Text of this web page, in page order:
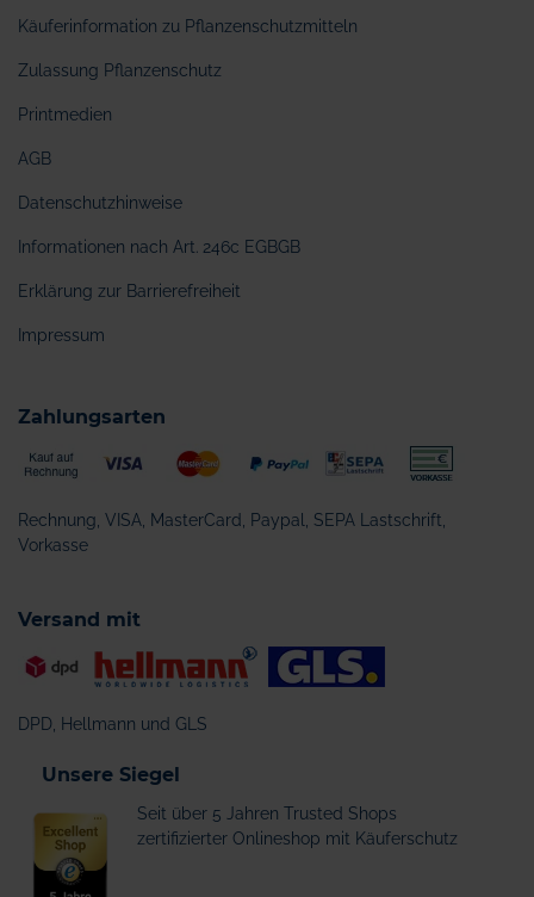
Käuferinformation zu Pflanzenschutzmitteln
Zulassung Pflanzenschutz
Printmedien
AGB
Datenschutzhinweise
Informationen nach Art. 246c EGBGB
Erklärung zur Barrierefreiheit
Impressum
Zahlungsarten
Rechnung, VISA, MasterCard, Paypal, SEPA Lastschrift,
Vorkasse
Versand mit
DPD, Hellmann und GLS
Unsere Siegel
Seit über 5 Jahren Trusted Shops
zertifizierter Onlineshop mit Käuferschutz